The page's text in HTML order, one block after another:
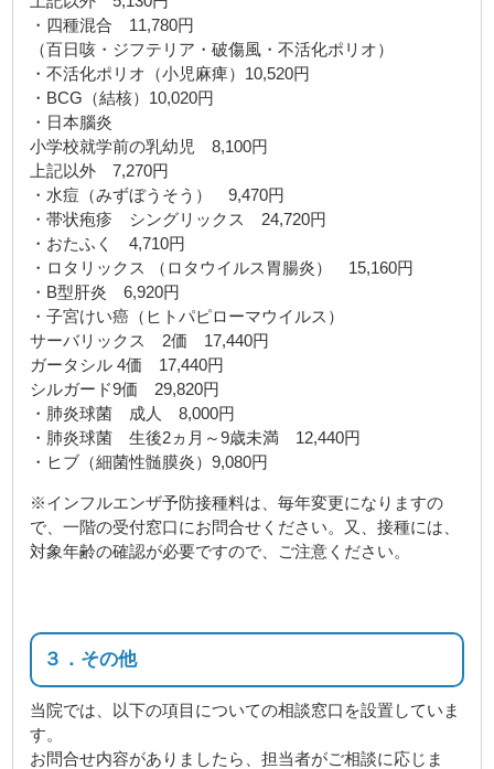
・四種混合 11,780円
（百日咳・ジフテリア・破傷風・不活化ポリオ）
・不活化ポリオ（小児麻痺）10,520円
・BCG（結核）10,020円
・日本腦炎
小学校就学前の乳幼児 8,100円
上記以外 7,270円
・水痘（みずぼうそう） 9,470円
・帯状疱疹 シングリックス 24,720円
・おたふく 4,710円
・ロタリックス （ロタウイルス胃腸炎） 15,160円
・B型肝炎 6,920円
・子宮けい癌（ヒトパピローマウイルス）
サーバリックス 2価 17,440円
ガータシル 4価 17,440円
シルガード9価 29,820円
・肺炎球菌 成人 8,000円
・肺炎球菌 生後2ヵ月～9歳未満 12,440円
・ヒブ（細菌性髄膜炎）9,080円
※インフルエンザ予防接種料は、毎年変更になりますの
で、一階の受付窓口にお問合せください。又、接種には、
対象年齢の確認が必要ですので、ご注意ください。
３．その他
当院では、以下の項目についての相談窓口を設置していま
す。
お問合せ内容がありましたら、担当者がご相談に応じま